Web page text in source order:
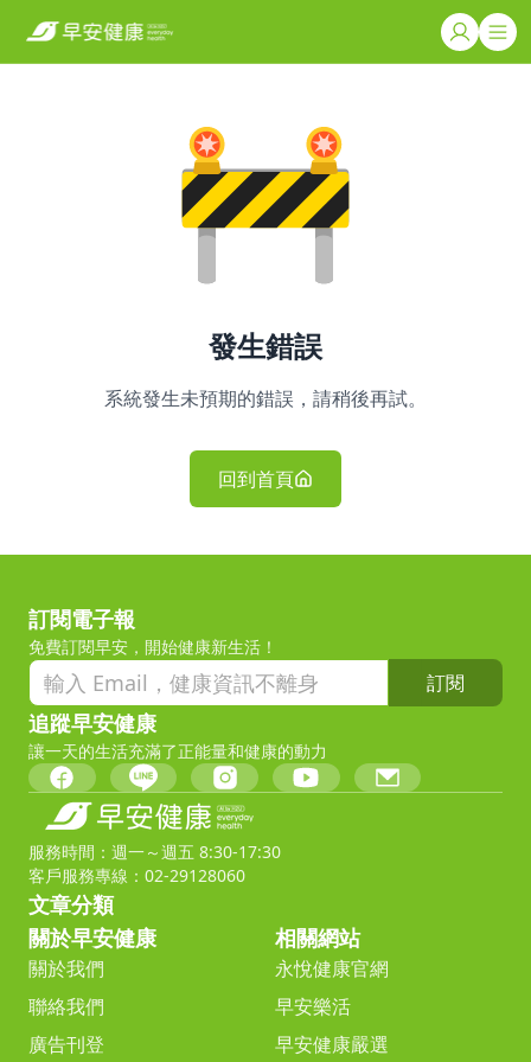
發生錯誤
系統發生未預期的錯誤，請稍後再試。
回到首頁
訂閱電子報
免費訂閱早安，開始健康新生活！
訂閱
追蹤早安健康
讓一天的生活充滿了正能量和健康的動力
服務時間：週一～週五 8:30-17:30
客戶服務專線：02-29128060
文章分類
關於早安健康
關於我們
聯絡我們
廣告刊登
相關網站
永悅健康官網
早安樂活
早安健康嚴選